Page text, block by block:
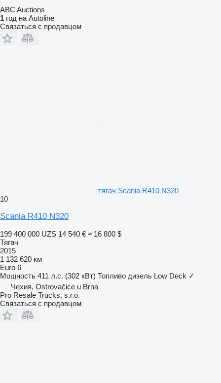
ABC Auctions
1 год на Autoline
Связаться с продавцом
тягач Scania R410 N320
10
Scania R410 N320
199 400 000 UZS 14 540 € ≈ 16 800 $
Тягач
2015
1 132 620 км
Euro 6
Мощность 411 л.с. (302 кВт) Топливо дизель Low Deck ✓
Чехия, Ostrovačice u Brna
Pro Resale Trucks, s.r.o.
Связаться с продавцом